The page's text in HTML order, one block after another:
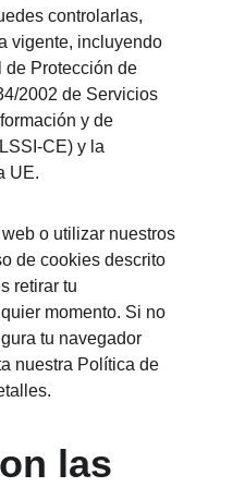
controlarlas,
vigente, incluyendo
de Protección de
2002 de Servicios
y de
CE) y la
UE.
o utilizar nuestros
de cookies descrito
retirar tu
momento. Si no
tu navegador
nuestra Política de
las